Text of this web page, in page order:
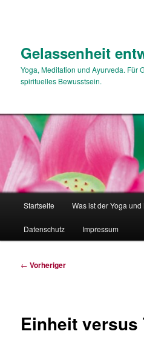
Gelassenheit
Yoga, Meditation und Ayurveda. Für
spirituelles Bewusstsein.
Startseite Was ist der Yoga
Datenschutz Impressum
Beitragsnavigation
← Vorheriger
Einheit versus